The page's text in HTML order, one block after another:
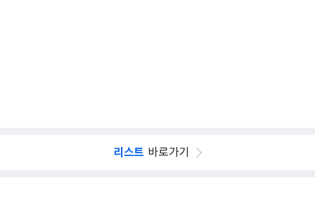
리스트 바로가기